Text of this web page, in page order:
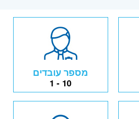
מספר עובדים
1 - 10